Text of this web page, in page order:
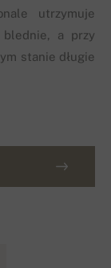
utrzymuje
a przy
stanie długie